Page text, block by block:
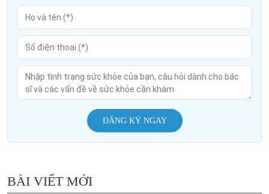
ĐĂNG KÝ NGAY
BÀI VIẾT MỚI